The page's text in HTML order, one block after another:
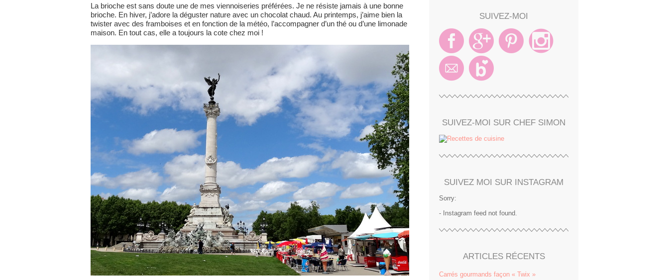
La brioche est sans doute une de mes viennoiseries préférées. Je ne résiste jamais à une bonne
brioche. En hiver, j’adore la déguster nature avec un chocolat chaud. Au printemps, j’aime bien la
twister avec des framboises et en fonction de la météo, l’accompagner d’un thé ou d’une limonade
maison. En tout cas, elle a toujours la cote chez moi !
SUIVEZ-MOI
SUIVEZ-MOI SUR CHEF SIMON
SUIVEZ MOI SUR INSTAGRAM
Sorry:
- Instagram feed not found.
ARTICLES RÉCENTS
Carrés gourmands façon « Twix »